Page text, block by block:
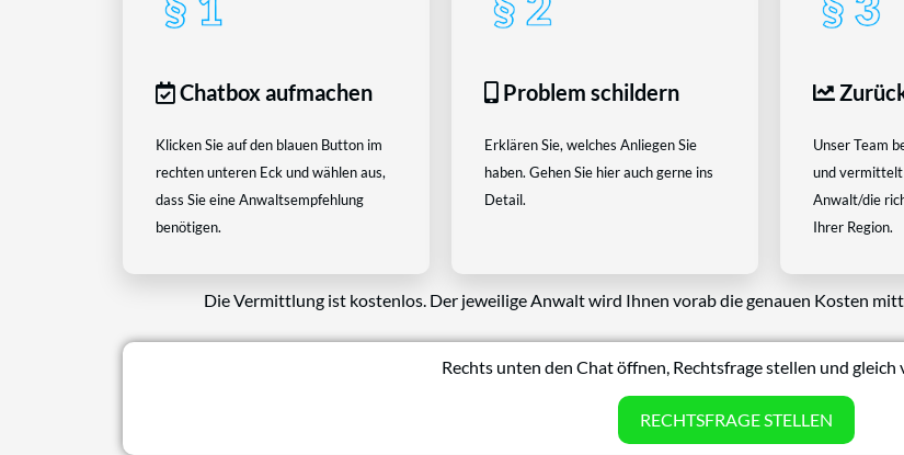
Chatbox aufmachen
Klicken Sie auf den blauen Button im
rechten unteren Eck und wählen aus,
dass Sie eine Anwaltsempfehlung
benötigen.
Problem schildern
Erklären Sie, welches Anliegen Sie
haben. Gehen Sie hier auch gerne ins
Detail.
Unser Team
und
Anwalt/die
Ihrer Region.
Die Vermittlung ist kostenlos. Der jeweilige Anwalt wird Ihnen vorab die genauen Kosten
Rechts unten den Chat öffnen, Rechtsfrage stellen und gleich
RECHTSFRAGE STELLEN